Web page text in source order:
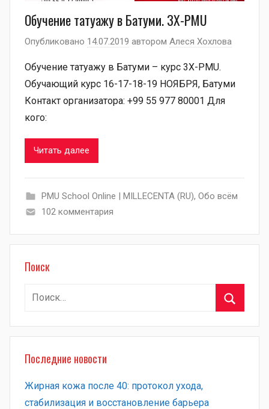
Обучение татуажу в Батуми. 3Х-PMU
Опубликовано 14.07.2019 автором Алеся Хохлова
Обучение татуажу в Батуми – курс 3Х-PMU.
Обучающий курс 16-17-18-19 НОЯБРЯ, Батуми
Контакт организатора: +99 55 977 80001 Для
кого:
Читать далее
PMU School Online | MILLECENTA (RU), Обо всём
102 комментария
Поиск
Найти:
Последние новости
Жирная кожа после 40: протокол ухода,
стабилизация и восстановление барьера